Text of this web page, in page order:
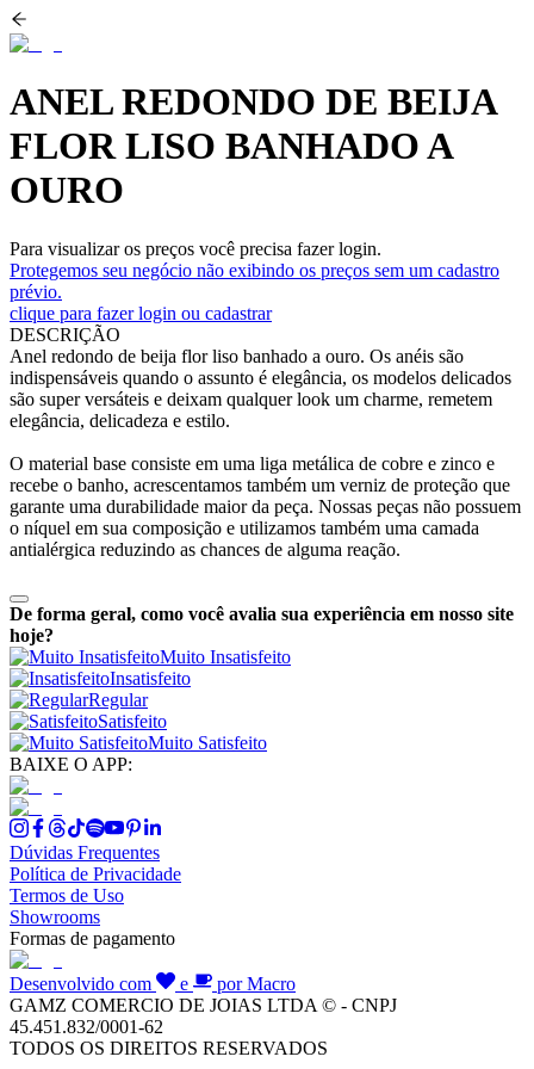
ANEL REDONDO DE BEIJA
FLOR LISO BANHADO A
OURO
Para visualizar os preços você precisa fazer login.
Protegemos seu negócio não exibindo os preços sem um cadastro
prévio.
clique para fazer login ou cadastrar
DESCRIÇÃO
Anel redondo de beija flor liso banhado a ouro. Os anéis são
indispensáveis quando o assunto é elegância, os modelos delicados
são super versáteis e deixam qualquer look um charme, remetem
elegância, delicadeza e estilo.
O material base consiste em uma liga metálica de cobre e zinco e
recebe o banho, acrescentamos também um verniz de proteção que
garante uma durabilidade maior da peça. Nossas peças não possuem
o níquel em sua composição e utilizamos também uma camada
antialérgica reduzindo as chances de alguma reação.
De forma geral, como você avalia sua experiência em nosso site
hoje?
Muito Insatisfeito
Insatisfeito
Regular
Satisfeito
Muito Satisfeito
BAIXE O APP:
Dúvidas Frequentes
Política de Privacidade
Termos de Uso
Showrooms
Formas de pagamento
Desenvolvido com e
por Macro
GAMZ COMERCIO DE JOIAS LTDA © - CNPJ
45.451.832/0001-62
TODOS OS DIREITOS RESERVADOS